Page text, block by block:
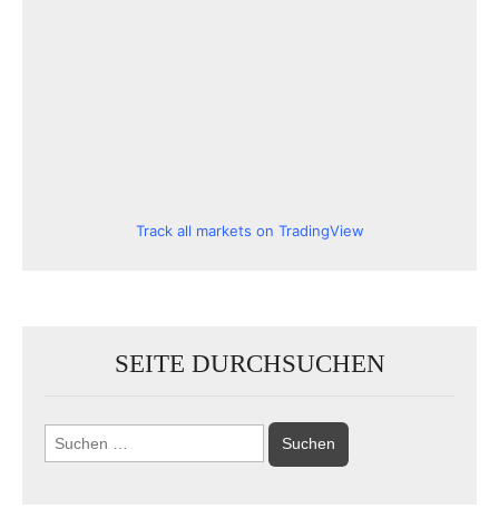
Track all markets on TradingView
SEITE DURCHSUCHEN
Suchen
nach: